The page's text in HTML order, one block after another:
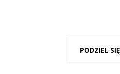
PODZIEL SIĘ